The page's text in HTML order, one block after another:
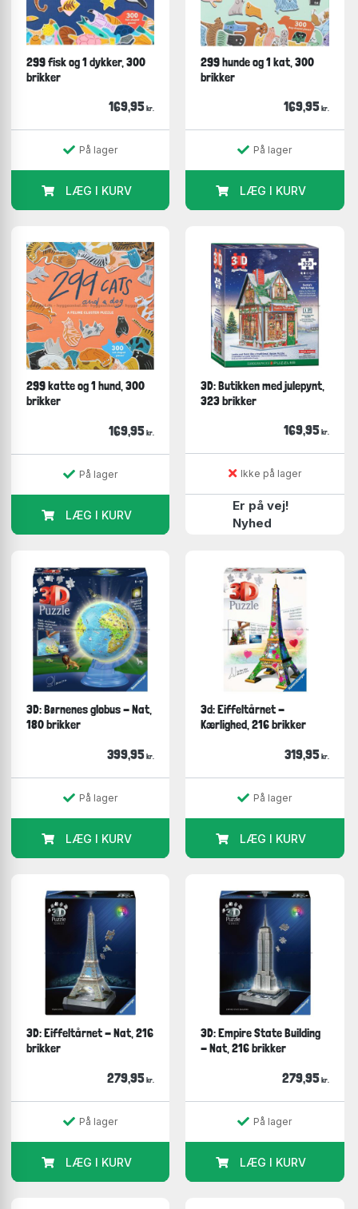
299 fisk og 1 dykker, 300
brikker
169,95 kr.
På lager
LÆG I KURV
299 hunde og 1 kat, 300
brikker
169,95 kr.
På lager
LÆG I KURV
299 katte og 1 hund, 300
brikker
169,95 kr.
På lager
LÆG I KURV
3D: Butikken med julepynt,
323 brikker
169,95 kr.
Ikke på lager
Er på vej!
Nyhed
3D: Børnenes globus - Nat,
180 brikker
399,95 kr.
På lager
LÆG I KURV
3d: Eiffeltårnet -
Kærlighed, 216 brikker
319,95 kr.
På lager
LÆG I KURV
3D: Eiffeltårnet - Nat, 216
brikker
279,95 kr.
På lager
LÆG I KURV
3D: Empire State Building
- Nat, 216 brikker
279,95 kr.
På lager
LÆG I KURV